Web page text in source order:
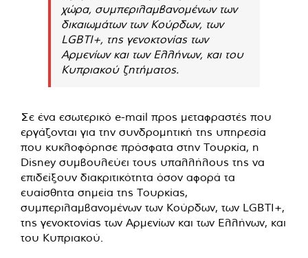
χώρα, συμπεριλαμβανομένων των
δικαιωμάτων των Κούρδων, των
LGBTI+, της γενοκτονίας των
Αρμενίων και των Ελλήνων, και του
Κυπριακού ζητήματος.
Σε ένα εσωτερικό e-mail προς μεταφραστές που
εργάζονται για την συνδρομητική της υπηρεσία
που κυκλοφόρησε πρόσφατα στην Τουρκία, η
Disney συμβουλεύει τους υπαλλήλους της να
επιδείξουν διακριτικότητα όσον αφορά τα
ευαίσθητα σημεία της Τουρκίας,
συμπεριλαμβανομένων των Κούρδων, των LGBTI+,
της γενοκτονίας των Αρμενίων και των Ελλήνων, και
του Κυπριακού.